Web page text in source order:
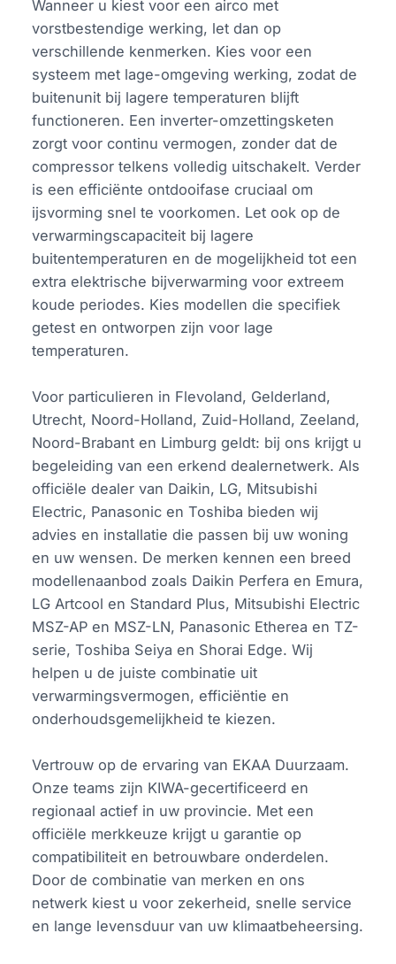
Wanneer u kiest voor een airco met
vorstbestendige werking, let dan op
verschillende kenmerken. Kies voor een
systeem met lage-omgeving werking, zodat de
buitenunit bij lagere temperaturen blijft
functioneren. Een inverter-omzettingsketen
zorgt voor continu vermogen, zonder dat de
compressor telkens volledig uitschakelt. Verder
is een efficiënte ontdooifase cruciaal om
ijsvorming snel te voorkomen. Let ook op de
verwarmingscapaciteit bij lagere
buitentemperaturen en de mogelijkheid tot een
extra elektrische bijverwarming voor extreem
koude periodes. Kies modellen die specifiek
getest en ontworpen zijn voor lage
temperaturen.
Voor particulieren in Flevoland, Gelderland,
Utrecht, Noord-Holland, Zuid-Holland, Zeeland,
Noord-Brabant en Limburg geldt: bij ons krijgt u
begeleiding van een erkend dealernetwerk. Als
officiële dealer van Daikin, LG, Mitsubishi
Electric, Panasonic en Toshiba bieden wij
advies en installatie die passen bij uw woning
en uw wensen. De merken kennen een breed
modellenaanbod zoals Daikin Perfera en Emura,
LG Artcool en Standard Plus, Mitsubishi Electric
MSZ-AP en MSZ-LN, Panasonic Etherea en TZ-
serie, Toshiba Seiya en Shorai Edge. Wij
helpen u de juiste combinatie uit
verwarmingsvermogen, efficiëntie en
onderhoudsgemelijkheid te kiezen.
Vertrouw op de ervaring van EKAA Duurzaam.
Onze teams zijn KIWA-gecertificeerd en
regionaal actief in uw provincie. Met een
officiële merkkeuze krijgt u garantie op
compatibiliteit en betrouwbare onderdelen.
Door de combinatie van merken en ons
netwerk kiest u voor zekerheid, snelle service
en lange levensduur van uw klimaatbeheersing.